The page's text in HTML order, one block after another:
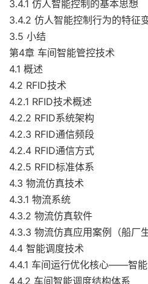
3.4.1 仿人智能控制的基本思想
3.4.2 仿人智能控制行为的特征
3.5 小结
第4章 车间智能管控技术
4.1 概述
4.2 RFID技术
4.2.1 RFID技术概述
4.2.2 RFID系统架构
4.2.3 RFID通信频段
4.2.4 RFID通信方式
4.2.5 RFID标准体系
4.3 物流仿真技术
4.3.1 物流系统
4.3.2 物流仿真软件
4.3.3 物流仿真应用案例（船厂
4.4 智能调度技术
4.4.1 车间运行优化核心――智
4.4.2 车间智能调度结构体系